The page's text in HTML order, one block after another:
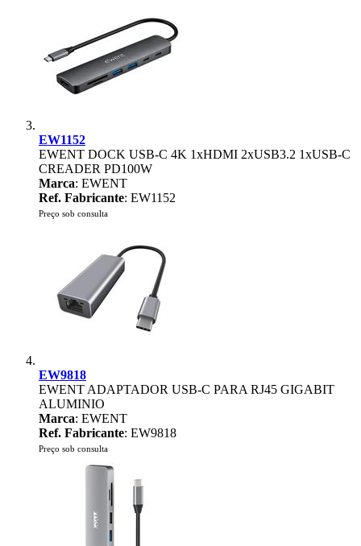
EW1152
EWENT DOCK USB-C 4K 1xHDMI 2xUSB3.2 1xUSB-C
CREADER PD100W
Marca: EWENT
Ref. Fabricante: EW1152
Preço sob consulta
EW9818
EWENT ADAPTADOR USB-C PARA RJ45 GIGABIT
ALUMINIO
Marca: EWENT
Ref. Fabricante: EW9818
Preço sob consulta